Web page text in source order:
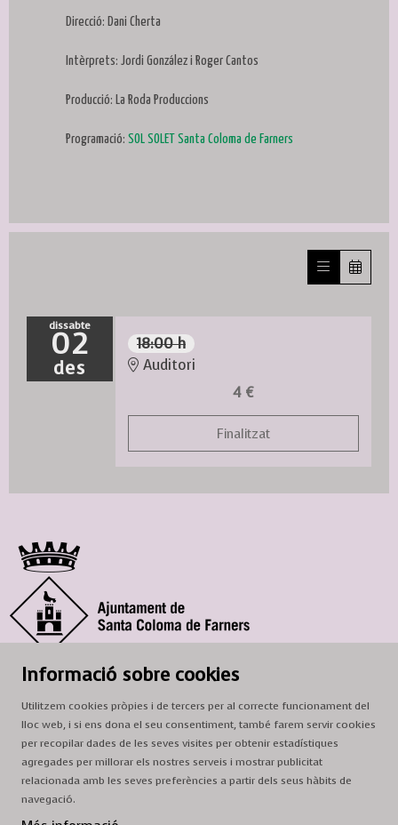
Direcció: Dani Cherta
Intèrprets: Jordi González i Roger Cantos
Producció: La Roda Produccions
Programació: SOL SOLET Santa Coloma de Farners
dissabte
02
des
18:00 h
Auditori
4 €
Finalitzat
© Ajuntament de Santa Coloma de Farners
: de dilluns a dissabte, de 9 a 13 h.
Adreça: c. del Prat, 16, 17430 Santa Coloma de Farners
A/e:cultura@scf.cat
Sitemap
Informació sobre cookies
Utilitzem cookies pròpies i de tercers per al correcte funcionament del
lloc web, i si ens dona el seu consentiment, també farem servir cookies
per recopilar dades de les seves visites per obtenir estadístiques
agregades per millorar els nostres serveis i mostrar publicitat
relacionada amb les seves preferències a partir dels seus hàbits de
navegació.